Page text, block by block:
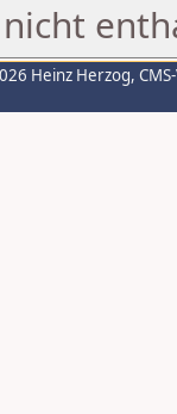
Heinz Herzog,